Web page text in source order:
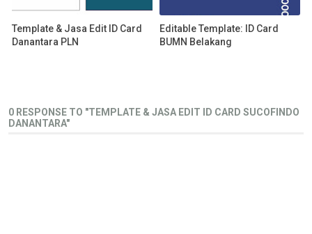
Template & Jasa Edit ID Card
Danantara PLN
Editable Template: ID Card
BUMN Belakang
0 RESPONSE TO "TEMPLATE & JASA EDIT ID CARD SUCOFINDO
DANANTARA"